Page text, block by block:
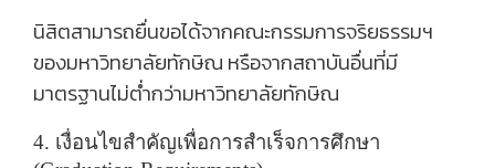
นิสิตสามารถยื่นขอได้จากคณะกรรมการจริยธรรมฯ
ของมหาวิทยาลัยทักษิณ หรือจากสถาบันอื่นที่มี
มาตรฐานไม่ต่ำกว่ามหาวิทยาลัยทักษิณ
4. เงื่อนไขสำคัญเพื่อการสำเร็จการศึกษา